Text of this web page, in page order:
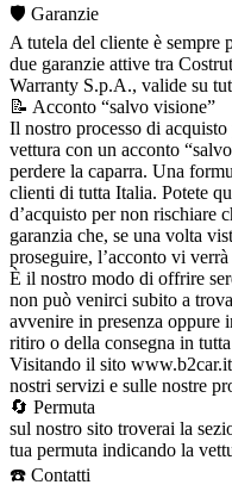
🛡️ Garanzie
A tutela del cliente è sempre
due garanzie attive tra
Warranty S.p.A., valide su
📝 Acconto “salvo visione”
Il nostro processo di
vettura con un acconto
perdere la caparra. Una
clienti di tutta Italia. Potete
d’acquisto per non rischiare
garanzia che, se una volta
proseguire, l’acconto vi
È il nostro modo di offrire
non può venirci subito a
avvenire in presenza oppure
ritiro o della consegna in
Visitando il sito
nostri servizi e sulle nostre
🔄 Permuta
sul nostro sito troverai la
tua permuta indicando la
☎️ Contatti